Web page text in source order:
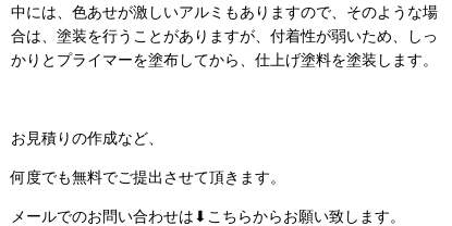
中には、色あせが激しいアルミもありますので、そのような場
合は、塗装を行うことがありますが、付着性が弱いため、しっ
かりとプライマーを塗布してから、仕上げ塗料を塗装します。
お見積りの作成など、
何度でも無料でご提出させて頂きます。
メールでのお問い合わせは⬇こちらからお願い致します。